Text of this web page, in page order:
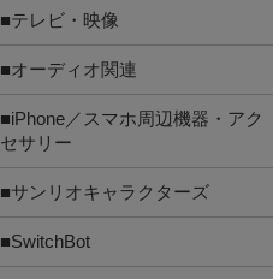
■テレビ・映像
■オーディオ関連
■iPhone／スマホ周辺機器・アク
セサリー
■サンリオキャラクターズ
■SwitchBot